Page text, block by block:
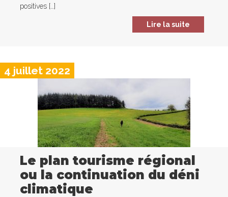
positives […]
Lire la suite
4 juillet 2022
Le plan tourisme régional
ou la continuation du déni
climatique